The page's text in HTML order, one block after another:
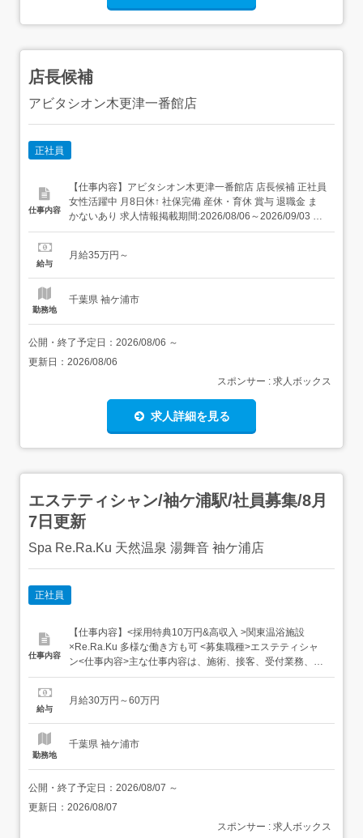
店長候補
アビタシオン木更津一番館店
正社員
仕事内容
【仕事内容】アビタシオン木更津一番館店 店長候補 正社員
女性活躍中 月8日休↑ 社保完備 産休・育休 賞与 退職金 ま
かないあり 求人情報掲載期間:2026/08/06～2026/09/03 求
人情報 店舗の特徴 施設内調理(病院・老人ホーム・福祉施
給与
月給35万円～
勤務地
千葉県 袖ケ浦市
公開・終了予定日： 2026/08/06 ～
更新日： 2026/08/06
スポンサー : 求人ボックス
求人詳細を見る
エステティシャン/袖ケ浦駅/社員募集/8月
7日更新
Spa Re.Ra.Ku 天然温泉 湯舞音 袖ケ浦店
正社員
仕事内容
【仕事内容】<採用特典10万円&高収入 >関東温浴施設
×Re.Ra.Ku 多様な働き方も可 <募集職種>エステティシャ
ン<仕事内容>主な仕事内容は、施術、接客、受付業務、店
舗の運営業務となります。 施術メニューはボディケア・フ
ドスパ)など 店舗運営業務として、予約受付・会計(金銭管
給与
月給30万円～60万円
勤務地
千葉県 袖ケ浦市
公開・終了予定日： 2026/08/07 ～
更新日： 2026/08/07
スポンサー : 求人ボックス